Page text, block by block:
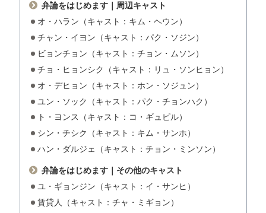
弁論をはじめます｜周辺キャスト
オ・ハラン（キャスト：キム・ヘウン）
チャン・イヨン（キャスト：パク・ソジン）
ビョンチョン（キャスト：チョン・ムソン）
チョ・ヒョンシク（キャスト：リュ・ソンヒョン）
オ・デヒョン（キャスト：ホン・ソジュン）
ユン・ソック（キャスト：パク・チョンハク）
ト・ヨンス（キャスト：コ・ギュピル）
シン・チシク（キャスト：キム・サンホ）
ハン・ダルジェ（キャスト：チョン・ミンソン）
弁論をはじめます｜その他のキャスト
ユ・ギョンジン（キャスト：イ・サンヒ）
賃貸人（キャスト：チャ・ミギョン）